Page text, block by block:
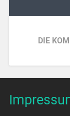
DIE